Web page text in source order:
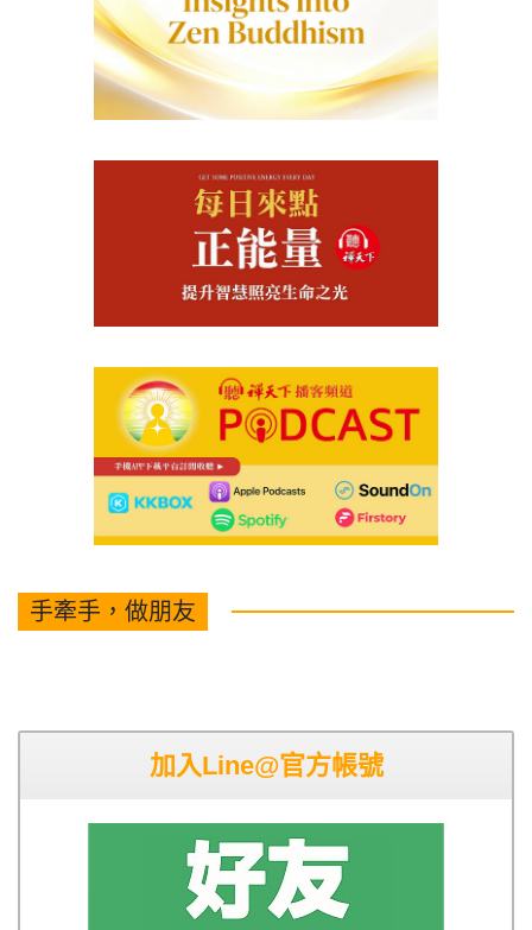
手牽手，做朋友
加入Line@官方帳號